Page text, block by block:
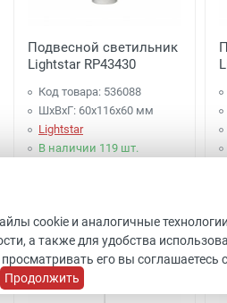
Подвесной светильник
Lightstar RP43430
Код товара: 536088
ШхВхГ: 60x116x60 мм
Lightstar
В наличии 119 шт.
Купить
cookie и аналогичные
а также для удобства
его вы соглашаетесь
Продолжить